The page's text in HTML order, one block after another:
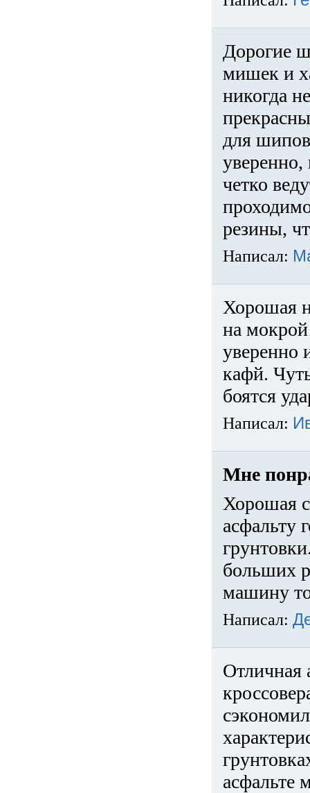
Дорогие
мишек и
никогда
для
четко
резины,
Написал:
Хорошая
на
уверенно
кафй.
боятся
Написал:
Мне
Хорошая
асфальту
больших
машину
Написал:
Отличная
асфальте